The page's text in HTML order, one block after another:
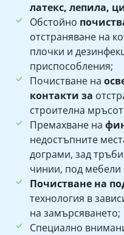
латекс, лепила,
Обстойно
отстраняване на
плочки и
приспособления;
Почистване на
контакти за
строителна
Премахване на
недостъпните
дограми, зад
чинии, под мебели
Почистване на
технология в
на замърсяването;
Специално